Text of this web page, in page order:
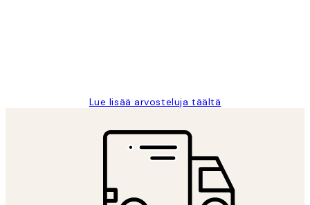
Lue lisää arvosteluja täältä